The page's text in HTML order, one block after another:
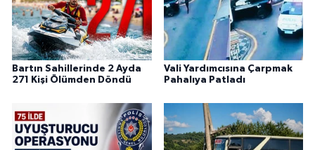
Bartın Sahillerinde 2 Ayda
271 Kişi Ölümden Döndü
Vali Yardımcısına Çarpmak
Pahalıya Patladı